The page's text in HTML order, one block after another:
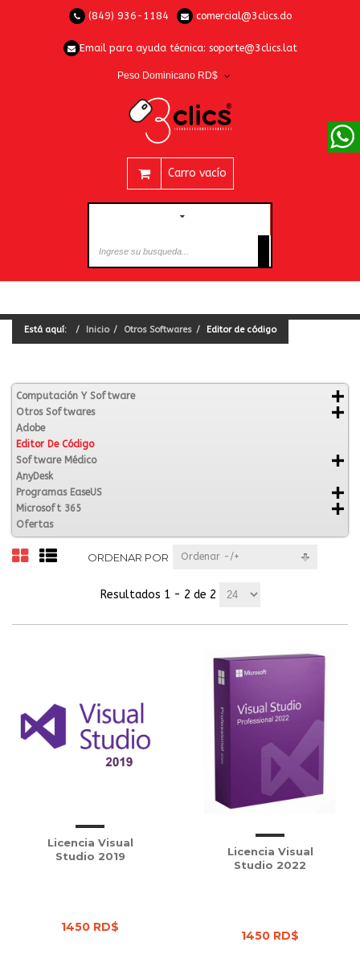
(849) 936-1184 comercial@3clics.do
Email para ayuda técnica: soporte@3clics.lat
Peso Dominicano RD$
Carro vacío
CATEGORÍAS
Está aquí: Inicio Otros Softwares Editor de código
Computación Y Software
Otros Softwares
Adobe
Editor De Código
Software Médico
AnyDesk
Programas EaseUS
Microsoft 365
Ofertas
ORDENAR POR Ordenar -/+
Resultados 1 - 2 de 2
Licencia Visual
Studio 2019
1450 RD$
Licencia Visual
Studio 2022
1450 RD$